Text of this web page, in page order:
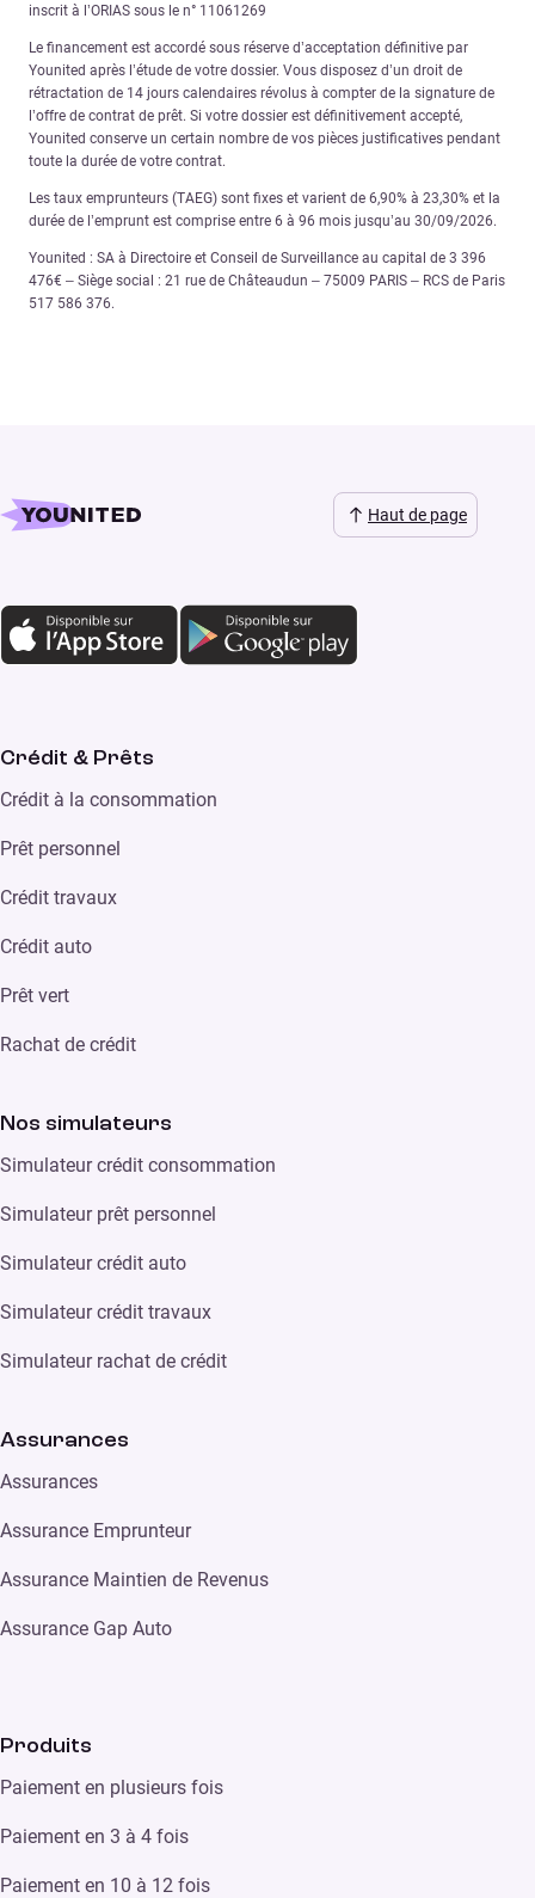
inscrit à l’ORIAS sous le n° 11061269
Le financement est accordé sous réserve d’acceptation définitive par
Younited après l’étude de votre dossier. Vous disposez d’un droit de
rétractation de 14 jours calendaires révolus à compter de la signature de
l’offre de contrat de prêt. Si votre dossier est définitivement accepté,
Younited conserve un certain nombre de vos pièces justificatives pendant
toute la durée de votre contrat.
Les taux emprunteurs (TAEG) sont fixes et varient de 6,90% à 23,30% et la
durée de l’emprunt est comprise entre 6 à 96 mois jusqu’au 30/09/2026.
Younited : SA à Directoire et Conseil de Surveillance au capital de 3 396
476€ – Siège social : 21 rue de Châteaudun – 75009 PARIS – RCS de Paris
517 586 376.
Haut de page
Crédit & Prêts
Crédit à la consommation
Prêt personnel
Crédit travaux
Crédit auto
Prêt vert
Rachat de crédit
Nos simulateurs
Simulateur crédit consommation
Simulateur prêt personnel
Simulateur crédit auto
Simulateur crédit travaux
Simulateur rachat de crédit
Assurances
Assurances
Assurance Emprunteur
Assurance Maintien de Revenus
Assurance Gap Auto
Produits
Paiement en plusieurs fois
Paiement en 3 à 4 fois
Paiement en 10 à 12 fois